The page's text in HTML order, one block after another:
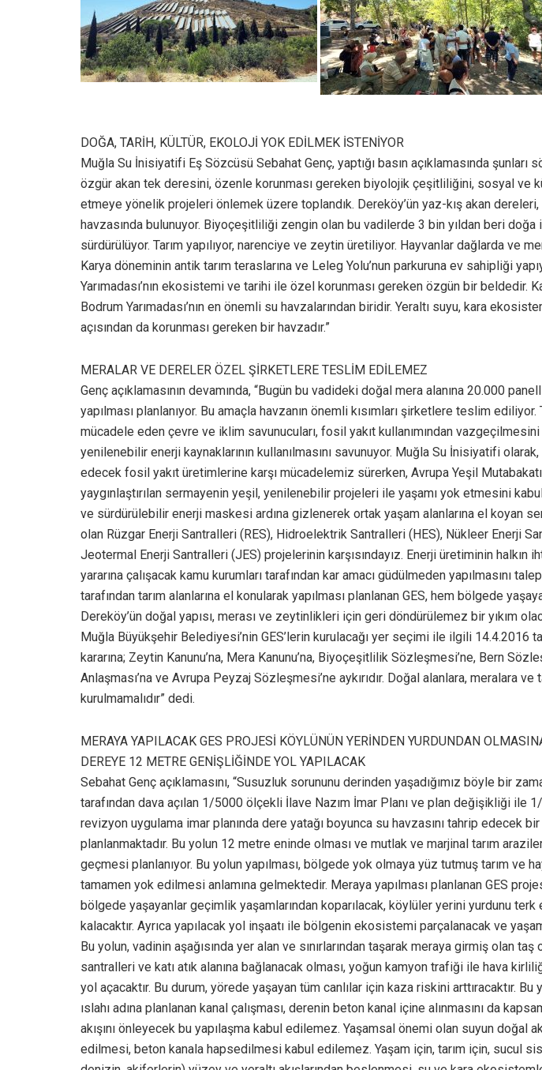
DOĞA, TARİH, KÜLTÜR, EKOLOJİ YOK EDİLMEK İSTENİYOR
Muğla Su İnisiyatifi Eş Sözcüsü Sebahat Genç, yaptığı basın açıklamasında şunları
özgür akan tek deresini, özenle korunması gereken biyolojik çeşitliliğini, sosyal ve
etmeye yönelik projeleri önlemek üzere toplandık. Dereköy’ün yaz-kış akan
havzasında bulunuyor. Biyoçeşitliliği zengin olan bu vadilerde 3 bin yıldan beri doğa
sürdürülüyor. Tarım yapılıyor, narenciye ve zeytin üretiliyor. Hayvanlar dağlarda ve
Karya döneminin antik tarım teraslarına ve Leleg Yolu’nun parkuruna ev sahipliği
Yarımadası’nın ekosistemi ve tarihi ile özel korunması gereken özgün bir beldedir.
Bodrum Yarımadası’nın en önemli su havzalarından biridir. Yeraltı suyu, kara
açısından da korunması gereken bir havzadır.”
MERALAR VE DERELER ÖZEL ŞİRKETLERE TESLİM EDİLEMEZ
Genç açıklamasının devamında, “Bugün bu vadideki doğal mera alanına 20.000
yapılması planlanıyor. Bu amaçla havzanın önemli kısımları şirketlere teslim
mücadele eden çevre ve iklim savunucuları, fosil yakıt kullanımından
yenilenebilir enerji kaynaklarının kullanılmasını savunuyor. Muğla Su İnisiyatifi olarak,
edecek fosil yakıt üretimlerine karşı mücadelemiz sürerken, Avrupa Yeşil
yaygınlaştırılan sermayenin yeşil, yenilenebilir projeleri ile yaşamı yok etmesini
ve sürdürülebilir enerji maskesi ardına gizlenerek ortak yaşam alanlarına el koyan
olan Rüzgar Enerji Santralleri (RES), Hidroelektrik Santralleri (HES), Nükleer Enerji
Jeotermal Enerji Santralleri (JES) projelerinin karşısındayız. Enerji üretiminin halkın
yararına çalışacak kamu kurumları tarafından kar amacı güdülmeden yapılmasını
tarafından tarım alanlarına el konularak yapılması planlanan GES, hem bölgede
Dereköy’ün doğal yapısı, merası ve zeytinlikleri için geri döndürülemez bir yıkım
Muğla Büyükşehir Belediyesi’nin GES’lerin kurulacağı yer seçimi ile ilgili 14.4.2016
kararına; Zeytin Kanunu’na, Mera Kanunu’na, Biyoçeşitlilik Sözleşmesi’ne, Bern
Anlaşması’na ve Avrupa Peyzaj Sözleşmesi’ne aykırıdır. Doğal alanlara, meralara ve
kurulmamalıdır” dedi.
MERAYA YAPILACAK GES PROJESİ KÖYLÜNÜN YERİNDEN YURDUNDAN
DEREYE 12 METRE GENİŞLİĞİNDE YOL YAPILACAK
Sebahat Genç açıklamasını, “Susuzluk sorununu derinden yaşadığımız böyle bir
tarafından dava açılan 1/5000 ölçekli İlave Nazım İmar Planı ve plan değişikliği ile
revizyon uygulama imar planında dere yatağı boyunca su havzasını tahrip edecek bir
planlanmaktadır. Bu yolun 12 metre eninde olması ve mutlak ve marjinal tarım
geçmesi planlanıyor. Bu yolun yapılması, bölgede yok olmaya yüz tutmuş tarım ve
tamamen yok edilmesi anlamına gelmektedir. Meraya yapılması planlanan GES
bölgede yaşayanlar geçimlik yaşamlarından koparılacak, köylüler yerini yurdunu terk
kalacaktır. Ayrıca yapılacak yol inşaatı ile bölgenin ekosistemi parçalanacak ve
Bu yolun, vadinin aşağısında yer alan ve sınırlarından taşarak meraya girmiş olan taş
santralleri ve katı atık alanına bağlanacak olması, yoğun kamyon trafiği ile hava
yol açacaktır. Bu durum, yörede yaşayan tüm canlılar için kaza riskini arttıracaktır. Bu
ıslahı adına planlanan kanal çalışması, derenin beton kanal içine alınmasını da
akışını önleyecek bu yapılaşma kabul edilemez. Yaşamsal önemi olan suyun doğal
edilmesi, beton kanala hapsedilmesi kabul edilemez. Yaşam için, tarım için, sucul